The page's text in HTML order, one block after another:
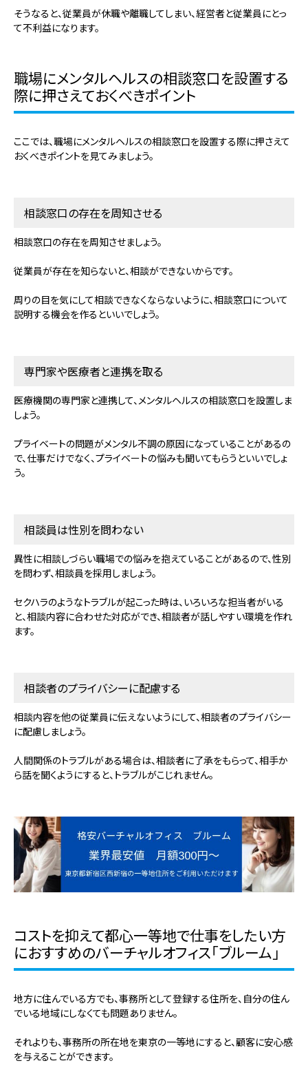
そうなると、従業員が休職や離職してしまい、経営者と従業員にとっ
て不利益になります。
職場にメンタルヘルスの相談窓口を設置する
際に押さえておくべきポイント
ここでは、職場にメンタルヘルスの相談窓口を設置する際に押さえて
おくべきポイントを見てみましょう。
相談窓口の存在を周知させる
相談窓口の存在を周知させましょう。
従業員が存在を知らないと、相談ができないからです。
周りの目を気にして相談できなくならないように、相談窓口について
説明する機会を作るといいでしょう。
専門家や医療者と連携を取る
医療機関の専門家と連携して、メンタルヘルスの相談窓口を設置しま
しょう。
プライベートの問題がメンタル不調の原因になっていることがあるの
で、仕事だけでなく、プライベートの悩みも聞いてもらうといいでしょ
う。
相談員は性別を問わない
異性に相談しづらい職場での悩みを抱えていることがあるので、性別
を問わず、相談員を採用しましょう。
セクハラのようなトラブルが起こった時は、いろいろな担当者がいる
と、相談内容に合わせた対応ができ、相談者が話しやすい環境を作れ
ます。
相談者のプライバシーに配慮する
相談内容を他の従業員に伝えないようにして、相談者のプライバシー
に配慮しましょう。
人間関係のトラブルがある場合は、相談者に了承をもらって、相手か
ら話を聞くようにすると、トラブルがこじれません。
コストを抑えて都心一等地で仕事をしたい方
におすすめのバーチャルオフィス「ブルーム」
地方に住んでいる方でも、事務所として登録する住所を、 自分の住ん
でいる地域にしなくても問題ありません。
それよりも、事務所の所在地を東京の一等地にすると、顧客に安心感
を与えることができます。